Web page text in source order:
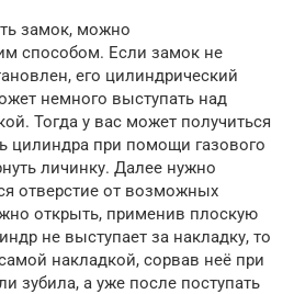
замок, можно
способом. Если замок не
его цилиндрический
немного выступать над
Тогда у вас может получиться
цилиндра при помощи газового
личинку. Далее нужно
отверстие от возможных
открыть, применив плоскую
не выступает за накладку, то
накладкой, сорвав неё при
зубила, а уже после поступать